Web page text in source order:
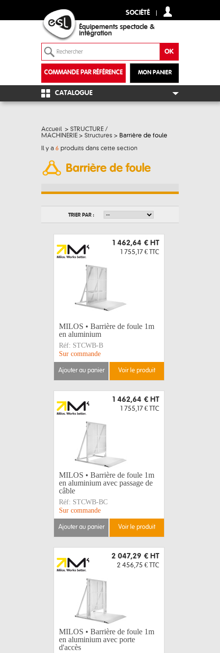
SOCIÉTÉ
Équipements spectacle &
intégration
MON PANIER
COMMANDE PAR RÉFÉRENCE
+
CATALOGUE
Accueil > STRUCTURE /
MACHINERIE > Structures > Barrière de foule
Il y a 6 produits dans cette section
Barrière de foule
TRIER PAR :
1 462,64 € HT
1 755,17 € TTC
MILOS • Barrière de foule 1m
en aluminium
Réf: STCWB-B
Sur commande
ajouter au panier voir le produit
1 462,64 € HT
1 755,17 € TTC
MILOS • Barrière de foule 1m
en aluminium avec passage de
câble
Réf: STCWB-BC
Sur commande
ajouter au panier voir le produit
2 047,29 € HT
2 456,75 € TTC
MILOS • Barrière de foule 1m
en aluminium avec porte
d'accès